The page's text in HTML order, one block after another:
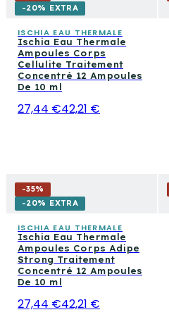
-20% EXTRA
ISCHIA EAU THERMALE
Ischia Eau Thermale
Ampoules Corps
Cellulite Traitement
Concentré 12 Ampoules
De 10 ml
27,44 €42,21 €
-35%
-20% EXTRA
ISCHIA EAU THERMALE
Ischia Eau Thermale
Ampoules Corps Adipe
Strong Traitement
Concentré 12 Ampoules
De 10 ml
27,44 €42,21 €